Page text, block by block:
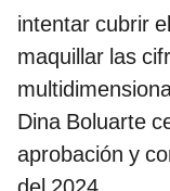
intentar cubrir
maquillar las
Dina Boluarte
aprobación y